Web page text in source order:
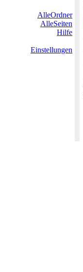
AlleOrdner
AlleSeiten
Hilfe
Einstellungen